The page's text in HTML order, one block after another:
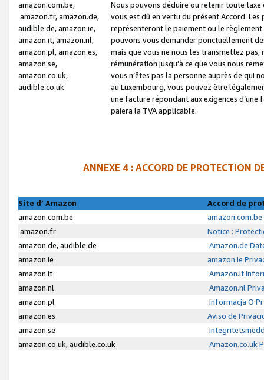
amazon.com.be,
amazon.fr, amazon.de,
audible.de, amazon.ie,
amazon.it, amazon.nl,
amazon.pl, amazon.es,
amazon.se,
amazon.co.uk,
audible.co.uk
Nous pouvons déduire ou retenir toute
vous est dû en vertu du présent Accord.
représenteront le paiement ou le
pouvons vous demander ponctuellement
mais que vous ne nous les transmettez
rémunération jusqu’à ce que vous nous
vous n’êtes pas la personne auprès de qui
au Luxembourg, vous pouvez être
une facture répondant aux exigences
paiera la TVA applicable.
ANNEXE 4 : ACCORD DE PROTECTION
Site d’ Amazon
Accord de
amazon.com.be
amazon.fr
Notice :
amazon.de, audible.de
Amazon.de
amazon.ie
amazon.ie
amazon.it
Amazon.it
amazon.nl
Amazon.nl
amazon.pl
Informacja O
amazon.es
Aviso de
amazon.se
amazon.co.uk, audible.co.uk
Amazon.co.uk